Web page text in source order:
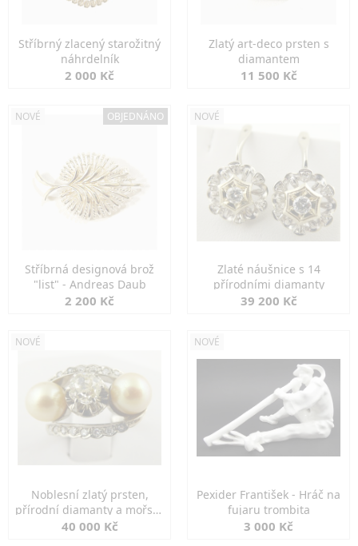
Stříbrný zlacený starožitný
náhrdelník
2 000 Kč
Zlatý art-deco prsten s
diamantem
11 500 Kč
NOVÉ OBJEDNÁNO
Stříbrná designová brož
"list" - Andreas Daub
2 200 Kč
NOVÉ
Zlaté náušnice s 14
přírodními diamanty
39 200 Kč
NOVÉ
Noblesní zlatý prsten,
přírodní diamanty a mořské
perly
40 000 Kč
NOVÉ
Pexider František - Hráč na
fujaru trombita
3 000 Kč